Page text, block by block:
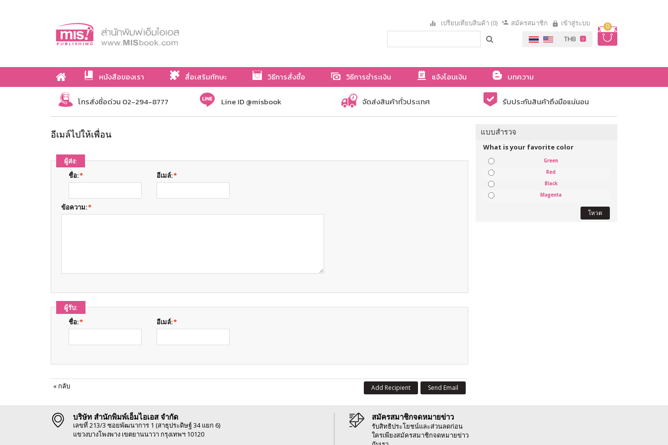
0
เปรียบเทียบสินค้า (0) สมัครสมาชิก เข้าสู่ระบบ
หนังสือของเรา สื่อเสริมทักษะ วิธีการสั่งซื้อ วิธีการชำระเงิน แจ้งโอนเงิน
บทความ
เกี่ยวกับเรา
โทรสั่งซื้อด่วน 02-294-8777 Line ID @misbook จัดส่งสินค้าทั่วประเทศ รับประกันสินค้าถึงมือแน่นอน
อีเมล์ไปให้เพื่อน
ผู้ส่ง:
*
ชื่อ: *
อีเมล์:
*
ข้อความ:
ผู้รับ:
*
ชื่อ: *
อีเมล์:
« กลับ Send Email
Add Recipient
แบบสำรวจ
What is your favorite color
Green
Red
Black
Magenta
โหวต
บริษัท สำนักพิมพ์เอ็มไอเอส จำกัด
เลขที่ 213/3 ซอยพัฒนาการ 1 (สาธุประดิษฐ์ 34 แยก 6)
แขวงบางโพงพาง เขตยานนาวา กรุงเทพฯ 10120
สมัครสมาชิกจดหมายข่าว
รับสิทธิประโยชน์และส่วนลดก่อน
ใครเพียงสมัครสมาชิกจดหมายข่าว